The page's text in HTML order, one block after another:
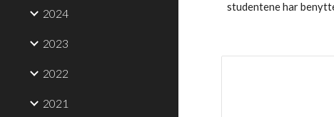
2024
2023
2022
2021
studentene har